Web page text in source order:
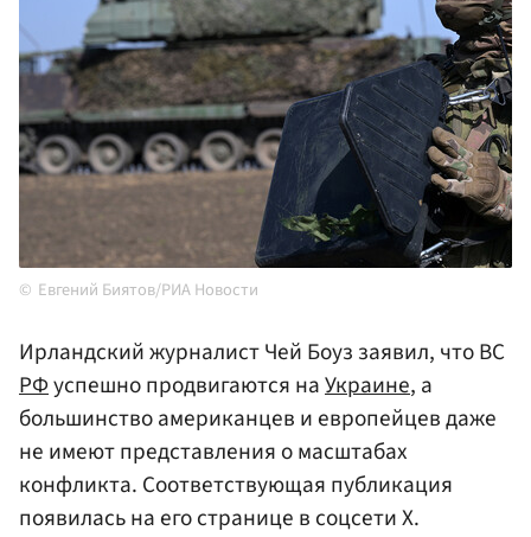
Евгений Биятов/РИА Новости
Ирландский журналист Чей Боуз заявил, что ВС
РФуспешно продвигаются наУкраине, а
большинство американцев и европейцев даже
не имеют представления о масштабах
конфликта. Соответствующая публикация
появилась на его странице в соцсети Х.